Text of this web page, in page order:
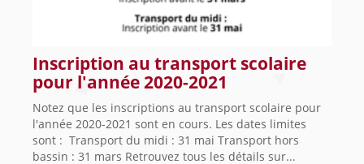
Inscription au transport scolaire
pour l'année 2020-2021
Notez que les inscriptions au transport scolaire pour
l'année 2020-2021 sont en cours. Les dates limites
sont : Transport du midi : 31 mai Transport hors
bassin : 31 mars Retrouvez tous les détails sur...